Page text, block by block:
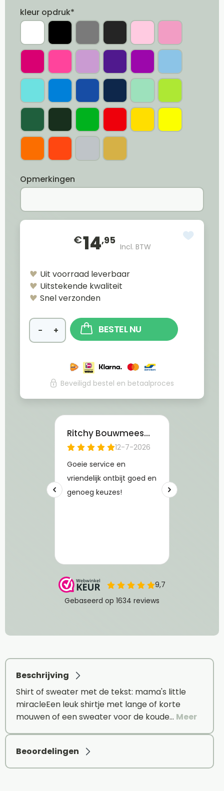
kleur opdruk*
Opmerkingen
€14,95
Incl. BTW
Uit voorraad leverbaar
Uitstekende kwaliteit
Snel verzonden
− + BESTEL NU
Beveiligd bestel en betaalproces
Beschrijving
Shirt of sweater met de tekst: mama's little
miracleEen leuk shirtje met lange of korte
mouwen of een sweater voor de koude… Meer
Beoordelingen